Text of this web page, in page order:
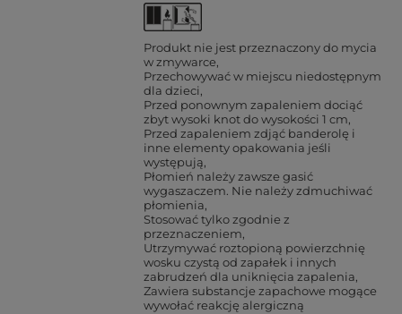
Produkt nie jest przeznaczony do mycia
w zmywarce
Przechowywać w miejscu niedostępnym
dla dzieci
Przed ponownym zapaleniem dociąć
zbyt wysoki knot do wysokości 1 cm
Przed zapaleniem zdjąć banderolę i
inne elementy opakowania jeśli
występują
Płomień należy zawsze gasić
wygaszaczem. Nie należy zdmuchiwać
płomienia
Stosować tylko zgodnie z
przeznaczeniem
Utrzymywać roztopioną powierzchnię
wosku czystą od zapałek i innych
zabrudzeń dla uniknięcia zapalenia
Zawiera substancje zapachowe mogące
wywołać reakcję alergiczną